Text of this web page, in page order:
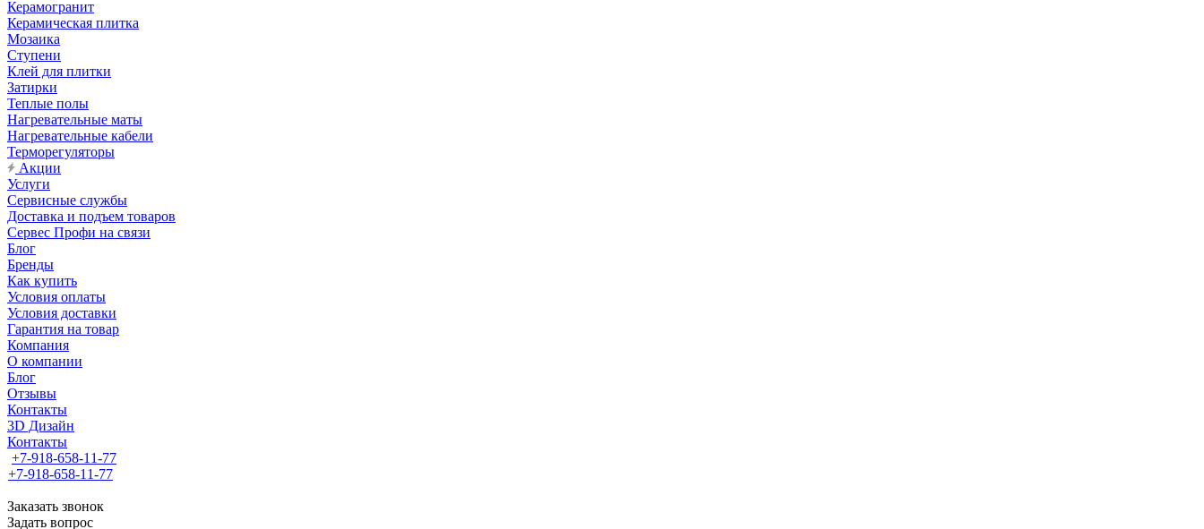
Керамогранит
Керамическая плитка
Мозаика
Ступени
Клей для плитки
Затирки
Теплые полы
Нагревательные маты
Нагревательные кабели
Терморегуляторы
Акции
Услуги
Сервисные службы
Доставка и подъем товаров
Сервес Профи на связи
Блог
Бренды
Как купить
Условия оплаты
Условия доставки
Гарантия на товар
Компания
О компании
Блог
Отзывы
Контакты
3D Дизайн
Контакты
+7-918-658-11-77
+7-918-658-11-77
Заказать звонок
Задать вопрос